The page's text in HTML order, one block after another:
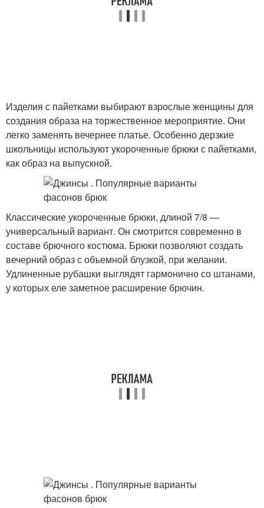
Изделия с пайетками выбирают взрослые женщины для
создания образа на торжественное мероприятие. Они
легко заменять вечернее платье. Особенно дерзкие
школьницы используют укороченные брюки с пайетками,
как образ на выпускной.
Классические укороченные брюки, длиной 7/8 —
универсальный вариант. Он смотрится современно в
составе брючного костюма. Брюки позволяют создать
вечерний образ с объемной блузкой, при желании.
Удлиненные рубашки выглядят гармонично со штанами,
у которых еле заметное расширение брючин.